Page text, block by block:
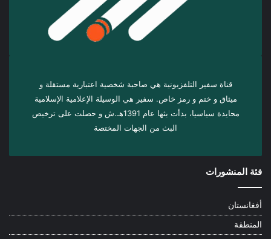
قناة سفير التلفزيونية هي صاحبة شخصية اعتبارية مستقلة و
ميثاق و ختم و رمز خاص. سفیر هي الوسيلة الإعلامية الإسلامية
محايدة سياسيا، بدأت بثها عام 1391هـ.ش و حصلت على ترخيص
البث من الجهات المختصة
فئة المنشورات
أفغانستان
المنطقة